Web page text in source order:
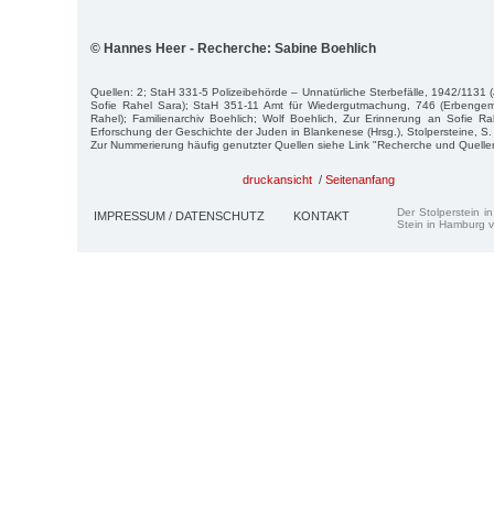
© Hannes Heer - Recherche: Sabine Boehlich
Quellen: 2; StaH 331-5 Polizeibehörde – Unnatürliche Sterbefälle, 1942/1131
Sofie Rahel Sara); StaH 351-11 Amt für Wiedergutmachung, 746
Rahel); Familienarchiv Boehlich; Wolf Boehlich, Zur Erinnerung an Sofie
Erforschung der Geschichte der Juden in Blankenese (Hrsg.), Stolpersteine,
Zur Nummerierung häufig genutzter Quellen siehe Link "Recherche und
druckansicht / Seitenanfang
IMPRESSUM / DATENSCHUTZ KONTAKT
Der Stolperstein
Stein in Hamburg